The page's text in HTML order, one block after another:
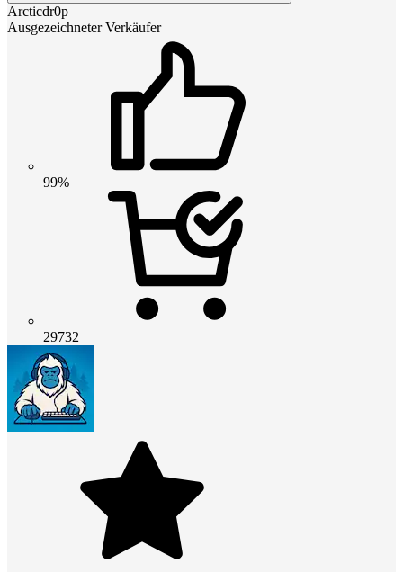
Arcticdr0p
Ausgezeichneter Verkäufer
99%
29732